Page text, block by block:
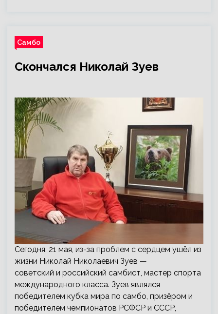
Самбо
Скончался Николай Зуев
Сегодня, 21 мая, из-за проблем с сердцем ушёл из
жизни Николай Николаевич Зуев —
советский и российский самбист, мастер спорта
международного класса. Зуев являлся
победителем кубка мира по самбо, призёром и
победителем чемпионатов РСФСР и СССР,